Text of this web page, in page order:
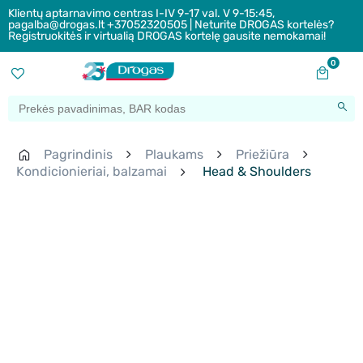
Klientų aptarnavimo centras I-IV 9-17 val. V 9-15:45,
pagalba@drogas.lt +37052320505 | Neturite DROGAS kortelės?
Registruokitės ir virtualią DROGAS kortelę gausite nemokamai!
0
Pagrindinis Plaukams
Priežiūra
Kondicionieriai, balzamai
Head & Shoulders